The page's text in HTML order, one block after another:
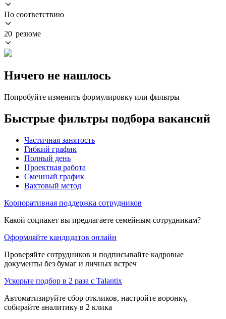
По соответствию
20 резюме
Ничего не нашлось
Попробуйте изменить формулировку или фильтры
Быстрые фильтры подбора вакансий
Частичная занятость
Гибкий график
Полный день
Проектная работа
Сменный график
Вахтовый метод
Корпоративная поддержка сотрудников
Какой соцпакет вы предлагаете семейным сотрудникам?
Оформляйте кандидатов онлайн
Проверяйте сотрудников и подписывайте кадровые
документы без бумаг и личных встреч
Ускорьте подбор в 2 раза с Talantix
Автоматизируйте сбор откликов, настройте воронку,
собирайте аналитику в 2 клика